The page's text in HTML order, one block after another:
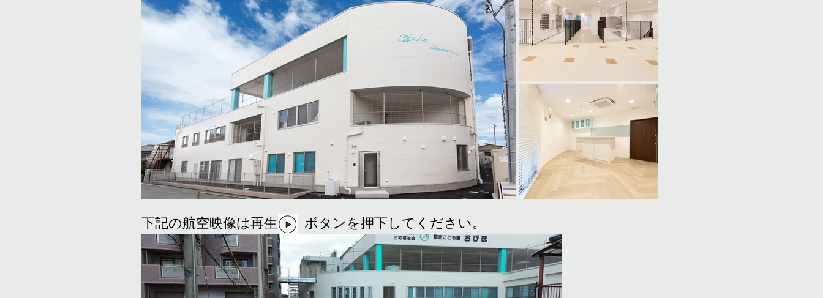
​下記の航空映像は再生 ボタンを押下してください。